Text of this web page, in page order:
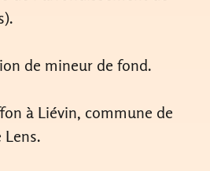
de mineur de fond.
à Liévin, commune de
Lens.